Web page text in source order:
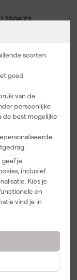
soorten
goed
van de
persoonlijke
de best mogelijke
geef je
inclusief
Kies je
en
vind je in
750672
dopsleutel -
- 13mm - 1/4"